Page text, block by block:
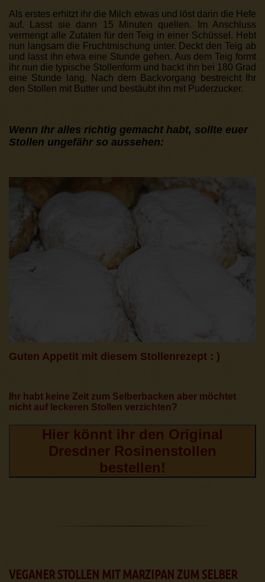
Als erstes erhitzt ihr die Milch etwas und löst darin die Hefe
auf. Lasst sie dann 15 Minuten quellen. Im Anschluss
vermengt alle Zutaten für den Teig in einer Schüssel. Hebt
nun langsam die Fruchtmischung unter. Deckt den Teig ab
und lasst ihn etwa eine Stunde gehen. Aus dem Teig formt
ihr nun die typische Stollenform und backt ihn bei 180 Grad
eine Stunde lang. Nach dem Backvorgang bestreicht Ihr
den Stollen mit Butter und bestäubt ihn mit Puderzucker.
Wenn Ihr alles richtig gemacht habt, sollte euer
Stollen ungefähr so aussehen:
Guten Appetit mit diesem Stollenrezept : )
Ihr habt keine Zeit zum Selberbacken aber möchtet
nicht auf leckeren Stollen verzichten?
Hier könnt ihr den Original
Dresdner Rosinenstollen
bestellen!
VEGANER STOLLEN MIT MARZIPAN ZUM SELBER